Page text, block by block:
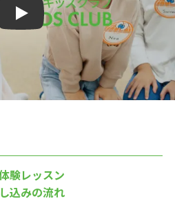
験レッスン
込みの流れ